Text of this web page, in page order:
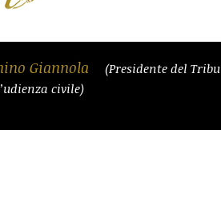
Giannola
(Presidente del
civile)